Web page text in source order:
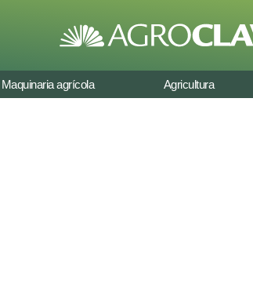
Maquinaria agrícola Agricultura